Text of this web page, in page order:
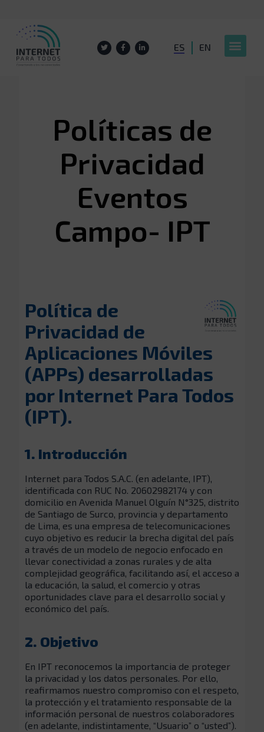
ES EN
Políticas de
Privacidad
Eventos
Campo- IPT
Política de
Privacidad de
Aplicaciones Móviles
(APPs) desarrolladas
por Internet Para Todos
(IPT).
1. Introducción
Internet para Todos S.A.C. (en adelante, IPT),
identificada con RUC No. 20602982174 y con
domicilio en Avenida Manuel Olguín N°325, distrito
de Santiago de Surco, provincia y departamento
de Lima, es una empresa de telecomunicaciones
cuyo objetivo es reducir la brecha digital del país
a través de un modelo de negocio enfocado en
llevar conectividad a zonas rurales y de alta
complejidad geográfica, facilitando así, el acceso a
la educación, la salud, el comercio y otras
oportunidades clave para el desarrollo social y
económico del país.
2. Objetivo
En IPT reconocemos la importancia de proteger
la privacidad y los datos personales. Por ello,
reafirmamos nuestro compromiso con el respeto,
la protección y el tratamiento responsable de la
información personal de nuestros colaboradores
(en adelante, indistintamente, “Usuario” o “usted”).